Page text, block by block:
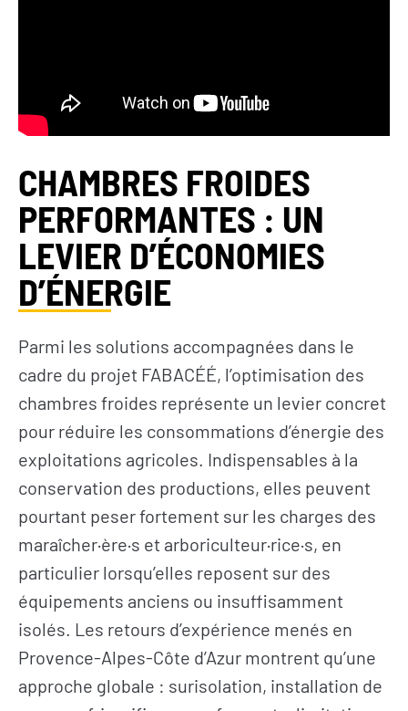
CHAMBRES FROIDES
PERFORMANTES : UN
LEVIER D’ÉCONOMIES
D’ÉNERGIE
Parmi les solutions accompagnées dans le
cadre du projet FABACÉÉ, l’optimisation des
chambres froides représente un levier concret
pour réduire les consommations d’énergie des
exploitations agricoles. Indispensables à la
conservation des productions, elles peuvent
pourtant peser fortement sur les charges des
maraîcher·ère·s et arboriculteur·rice·s, en
particulier lorsqu’elles reposent sur des
équipements anciens ou insuffisamment
isolés. Les retours d’expérience menés en
Provence-Alpes-Côte d’Azur montrent qu’une
approche globale : surisolation, installation de